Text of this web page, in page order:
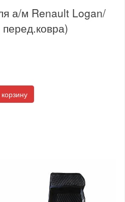
а/м Renault Logan/